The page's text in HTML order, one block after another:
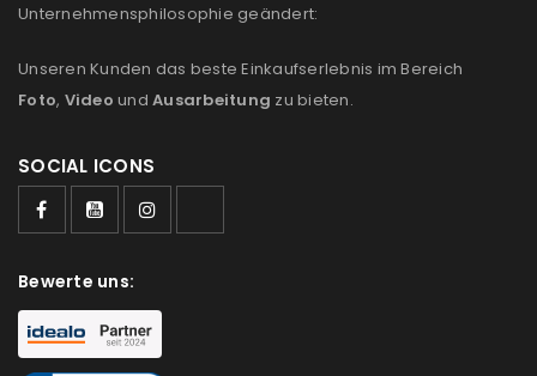
ANMELDEN
Passwort*
Unternehmensphilosophie geändert:
Unseren Kunden das beste Einkaufserlebnis im Bereich
Foto, Video und Ausarbeitung zu bieten.
SOCIAL ICONS
Bewerte uns: